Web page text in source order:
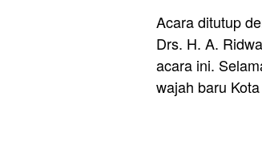
Acara ditutup
Drs. H. A.
acara ini.
wajah baru